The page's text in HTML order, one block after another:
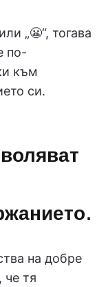
„😬“, тогава
по-
към
си.
на добре
че тя